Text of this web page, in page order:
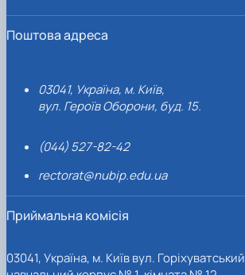
Поштова адреса
03041, Україна, м. Київ,
вул. Героїв Оборони, буд. 15.
(044) 527-82-42
rectorat@nubip.edu.ua
Приймальна комісія
03041, Україна, м. Київ вул.